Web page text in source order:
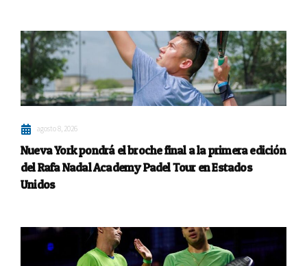
agosto 8, 2026
Nueva York pondrá el broche final a la primera edición
del Rafa Nadal Academy Padel Tour en Estados
Unidos